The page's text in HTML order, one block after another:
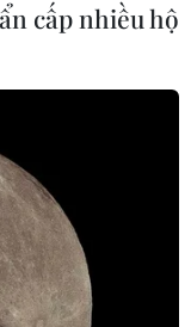
cấp nhiều hộ